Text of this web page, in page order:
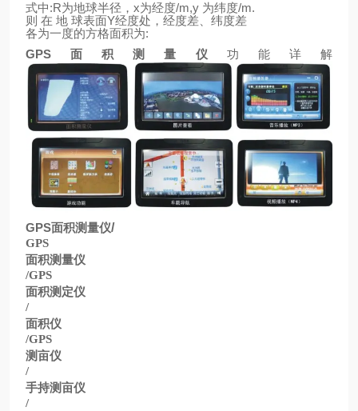
式中:R为地球半径， x为经度/m,y 为纬度/m.
则 在 地 球表面Y经度处，经度差、纬度差
各为一度的方格面积为:
GPS 面积测量仪 功能详解
GPS面积测量仪/
GPS
面积测量仪
/GPS
面积测定仪
/
面积仪
/GPS
测亩仪
/
手持测亩仪
/